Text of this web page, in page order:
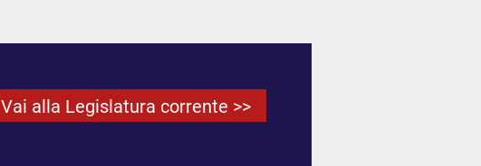
Vai alla Legislatura corrente >>